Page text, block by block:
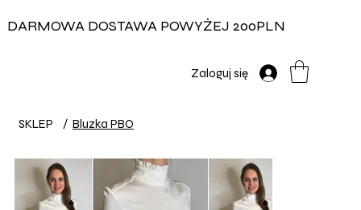
DARMOWA DOSTAWA POWYŻEJ 200PLN
Zaloguj się
SKLEP / Bluzka PBO